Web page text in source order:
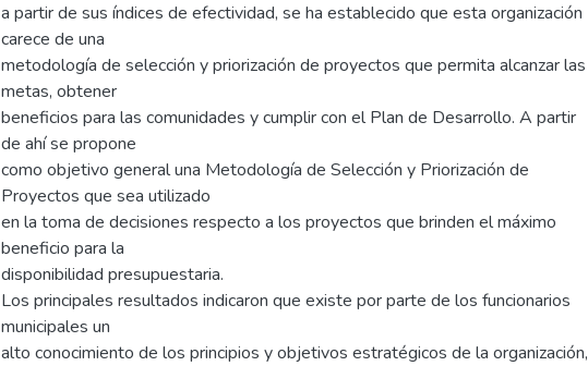
a partir de sus índices de efectividad, se ha establecido que esta organización
carece de una
metodología de selección y priorización de proyectos que permita alcanzar las
metas, obtener
beneficios para las comunidades y cumplir con el Plan de Desarrollo. A partir
de ahí se propone
como objetivo general una Metodología de Selección y Priorización de
Proyectos que sea utilizado
en la toma de decisiones respecto a los proyectos que brinden el máximo
beneficio para la
disponibilidad presupuestaria.
Los principales resultados indicaron que existe por parte de los funcionarios
municipales un
alto conocimiento de los principios y objetivos estratégicos de la organización,